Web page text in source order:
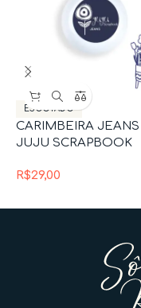
ESGOTADO
CARIMBEIRA JEANS |
JUJU SCRAPBOOK
R$29,00